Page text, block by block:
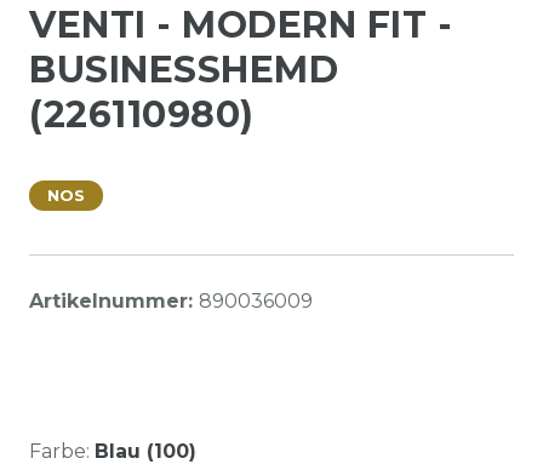
VENTI - MODERN FIT -
BUSINESSHEMD
(226110980)
NOS
Artikelnummer: 890036009
Farbe: Blau (100)